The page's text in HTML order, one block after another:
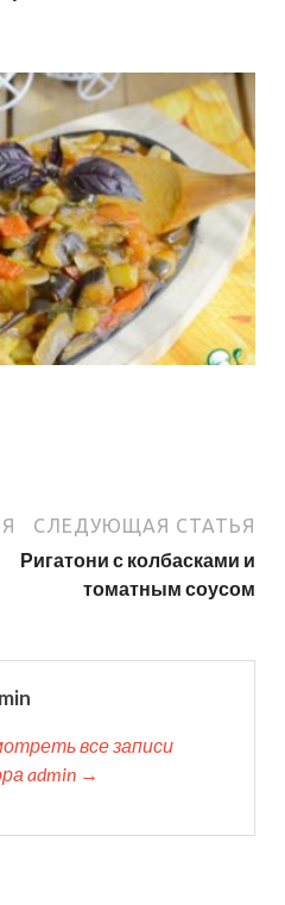
СЛЕДУЮЩАЯ СТАТЬЯ
Ригатони с колбасками и
томатным соусом
все записи
admin →